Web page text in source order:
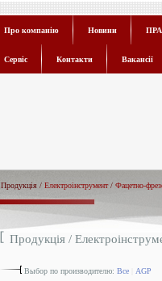
Про компанію Новини
Сервіс Контакти Вакансії
Продукція / Електроінструмент/ Фацетно-
Продукція /
Выбор по производителю: Все AGP